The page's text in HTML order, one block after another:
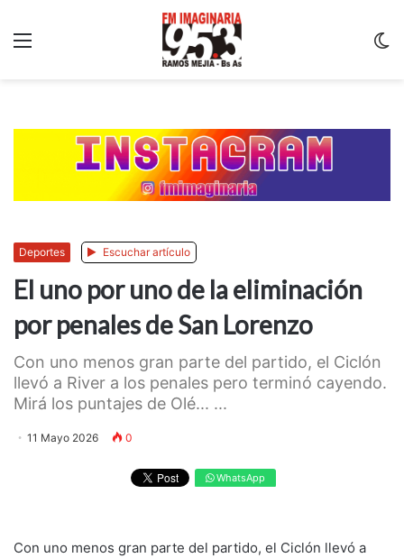
Deportes Escuchar artículo
El uno por uno de la eliminación
por penales de San Lorenzo
Con uno menos gran parte del partido, el Ciclón
llevó a River a los penales pero terminó cayendo.
Mirá los puntajes de Olé... ...
11 Mayo 2026 0
WhatsApp
Con uno menos gran parte del partido, el Ciclón llevó a